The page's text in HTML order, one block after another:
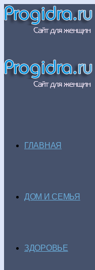
ГЛАВНАЯ
ДОМ И СЕМЬЯ
ЗДОРОВЬЕ